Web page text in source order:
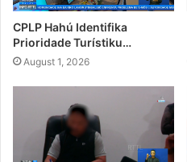
CPLP Hahú Identifika
Prioridade Turístiku…
August 1, 2026